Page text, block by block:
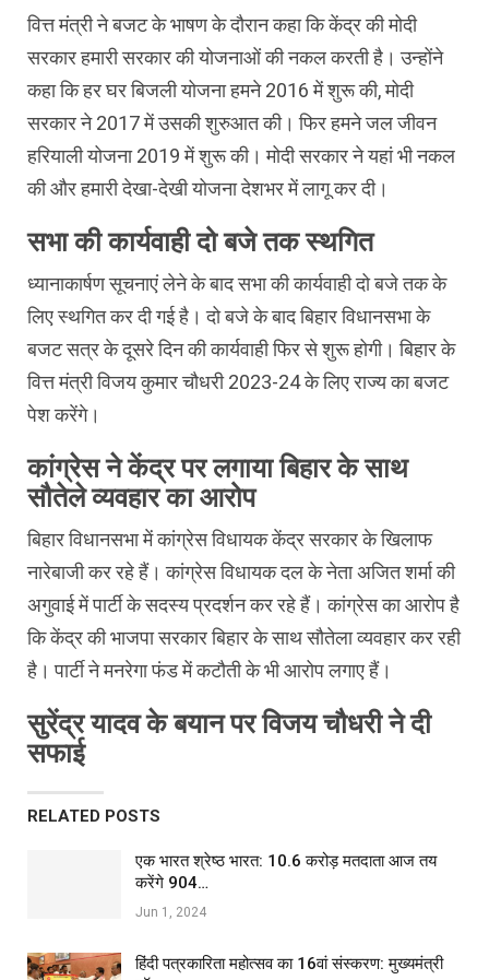
वित्त मंत्री ने बजट के भाषण के दौरान कहा कि केंद्र की मोदी
सरकार हमारी सरकार की योजनाओं की नकल करती है। उन्होंने
कहा कि हर घर बिजली योजना हमने 2016 में शुरू की, मोदी
सरकार ने 2017 में उसकी शुरुआत की। फिर हमने जल जीवन
हरियाली योजना 2019 में शुरू की। मोदी सरकार ने यहां भी नकल
की और हमारी देखा-देखी योजना देशभर में लागू कर दी।
सभा की कार्यवाही दो बजे तक स्थगित
ध्यानाकार्षण सूचनाएं लेने के बाद सभा की कार्यवाही दो बजे तक के
लिए स्थगित कर दी गई है। दो बजे के बाद बिहार विधानसभा के
बजट सत्र के दूसरे दिन की कार्यवाही फिर से शुरू होगी। बिहार के
वित्त मंत्री विजय कुमार चौधरी 2023-24 के लिए राज्य का बजट
पेश करेंगे।
कांग्रेस ने केंद्र पर लगाया बिहार के साथ
सौतेले व्यवहार का आरोप
बिहार विधानसभा में कांग्रेस विधायक केंद्र सरकार के खिलाफ
नारेबाजी कर रहे हैं। कांग्रेस विधायक दल के नेता अजित शर्मा की
अगुवाई में पार्टी के सदस्य प्रदर्शन कर रहे हैं। कांग्रेस का आरोप है
कि केंद्र की भाजपा सरकार बिहार के साथ सौतेला व्यवहार कर रही
है। पार्टी ने मनरेगा फंड में कटौती के भी आरोप लगाए हैं।
सुरेंद्र यादव के बयान पर विजय चौधरी ने दी
सफाई
RELATED POSTS
एक भारत श्रेष्ठ भारत: 10.6 करोड़ मतदाता आज तय
करेंगे 904…
Jun 1, 2024
हिंदी पत्रकारिता महोत्सव का 16वां संस्करण: मुख्यमंत्री